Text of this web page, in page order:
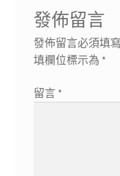
覽發佈留言
發佈留言必須填
填欄位標示為 *
留言 *